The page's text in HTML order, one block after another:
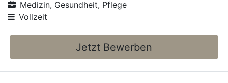
Medizin, Gesundheit, Pflege
Vollzeit
Jetzt Bewerben